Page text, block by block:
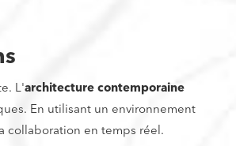
L'architecture contemporaine
En utilisant un environnement
en temps réel.